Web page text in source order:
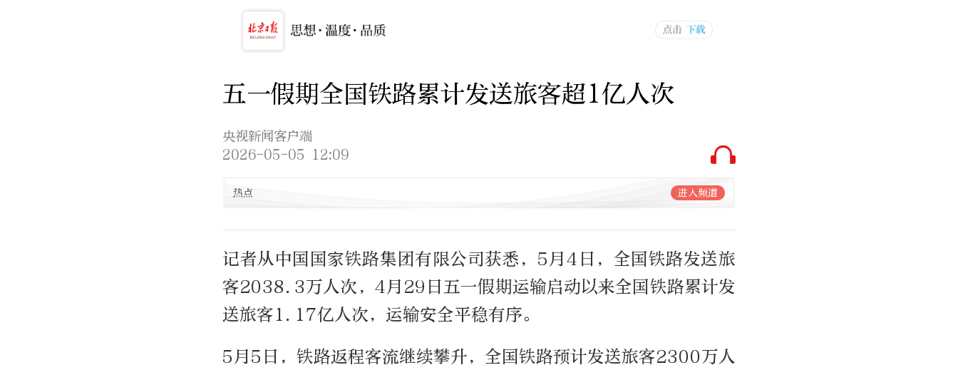
五一假期全国铁路累计发送旅客超1亿人次
央视新闻客户端
2026-05-05 12:09
热点 进入频道
记者从中国国家铁路集团有限公司获悉，5月4日，全国铁路发送旅
客2038.3万人次，4月29日五一假期运输启动以来全国铁路累计发
送旅客1.17亿人次，运输安全平稳有序。
5月5日，铁路返程客流继续攀升，全国铁路预计发送旅客2300万人